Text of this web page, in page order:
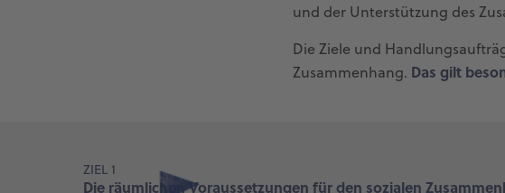
und der Unterstützung des
Die Ziele und
Zusammenhang. Das gilt
ZIEL 1
Die räumlichen Voraussetzungen für den sozialen